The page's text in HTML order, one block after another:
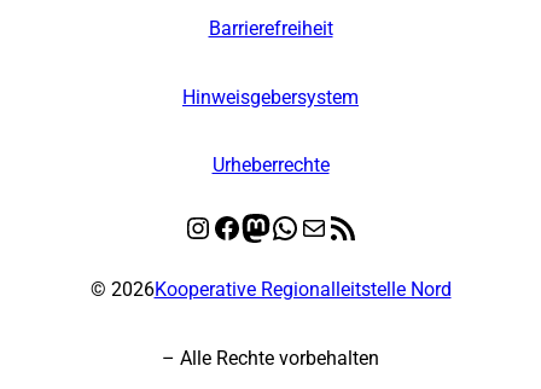
Barrierefreiheit
Hinweisgebersystem
Urheberrechte
Instagram
Facebook
Mastodon
WhatsApp
E-MailRSS-Feed
© 2026Kooperative Regionalleitstelle Nord
– Alle Rechte vorbehalten